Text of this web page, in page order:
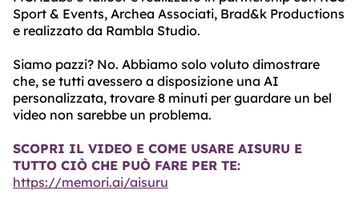
Sport & Events, Archea Associati, Brad&k Productions
e realizzato da Rambla Studio.
Siamo pazzi? No. Abbiamo solo voluto dimostrare
che, se tutti avessero a disposizione una AI
personalizzata, trovare 8 minuti per guardare un bel
video non sarebbe un problema.
SCOPRI IL VIDEO E COME USARE AISURU E
TUTTO CIÒ CHE PUÒ FARE PER TE:
https://memori.ai/aisuru